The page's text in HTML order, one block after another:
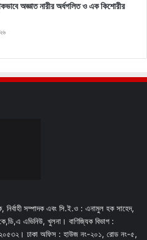
অজ্ঞাত নারীর অর্ধগলিত ও এক কিশোরীর
সম্পাদক এবং সি.ই.ও : এনামুল হক সাহেদ,
এভিনিউ, খুলনা। বাণিজ্যিক বিভাগ :
ঢাকা অফিস : হাউজ নং-২০১, রোড নং-৫,